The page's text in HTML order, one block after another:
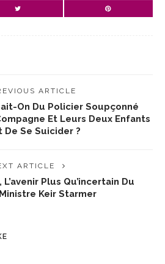
ARTICLE
On Du Policier Soupçonné
Et Leurs Deux Enfants
De Se Suicider ?
ARTICLE
Plus Qu’incertain Du
Keir Starmer